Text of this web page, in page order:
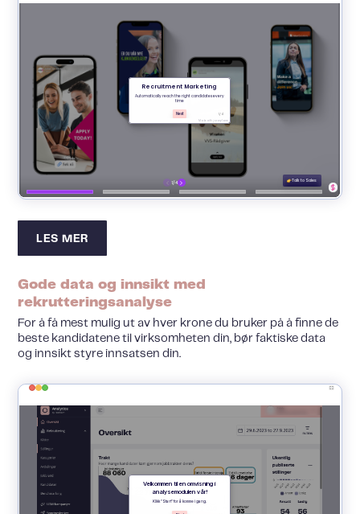
LES MER
Gode data og innsikt med
rekrutteringsanalyse
For å få mest mulig ut av hver krone du bruker på å finne de
beste kandidatene til virksomheten din, bør faktiske data
og innsikt styre innsatsen din.